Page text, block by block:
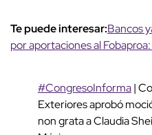
Te puede interesar:Bancos
por aportaciones al
#CongresoInforma|
Exteriores aprobó
non grata a Claudia